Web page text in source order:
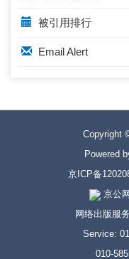
被引用排行
Email Alert
Copyright
Powered
京ICP备
京公
网络出版服
Service:
010-